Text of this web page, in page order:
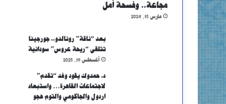
مجاعة.. وفسحة أمل
مارس 15, 2024
بعد “ناقة” رونالدو.. جورجينا
تتلقى “ريحة عروس” سودانية
أغسطس 19, 2025
د. حمدوك يقود وفد “تقدم”
لاجتماعات القاهرة… واستبعاد
اردول والجاكومي والتوم هجو